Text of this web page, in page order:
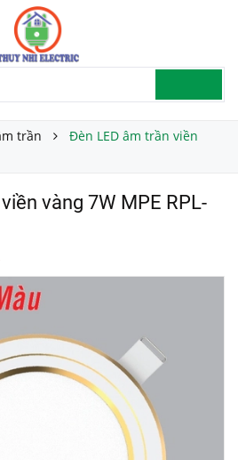
trần
Đèn LED âm trần viền
vàng 7W MPE RPL-